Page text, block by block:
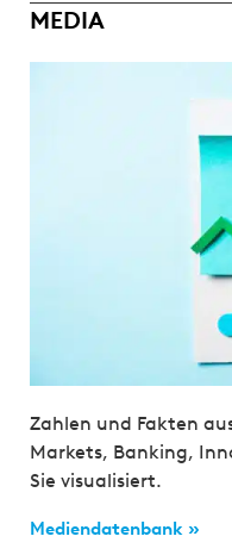
MEDIA
Zahlen und Fakten
Markets, Banking,
Sie visualisiert.
Mediendatenbank »